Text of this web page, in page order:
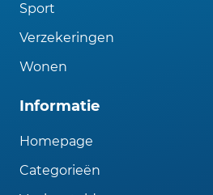
Sport
Verzekeringen
Wonen
Informatie
Homepage
Categorieën